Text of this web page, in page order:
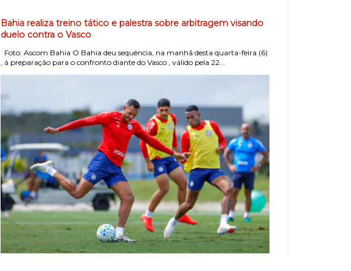
Bahia realiza treino tático e palestra sobre arbitragem visando
duelo contra o Vasco
Foto: Ascom Bahia O Bahia deu sequência, na manhã desta quarta-feira (6)
, à preparação para o confronto diante do Vasco , válido pela 22...